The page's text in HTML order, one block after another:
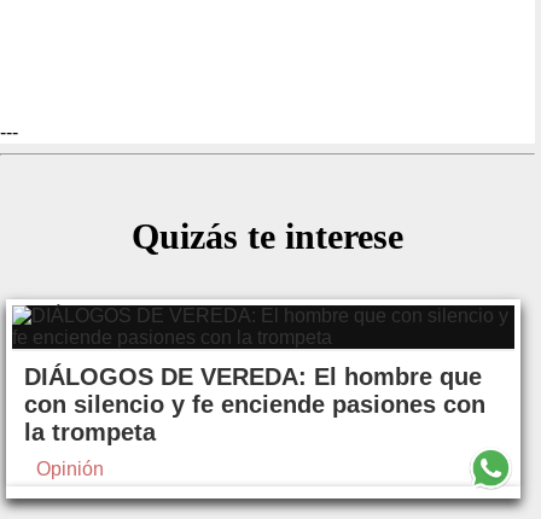
---
Quizás te interese
DIÁLOGOS DE VEREDA: El hombre que
con silencio y fe enciende pasiones con
la trompeta
Opinión